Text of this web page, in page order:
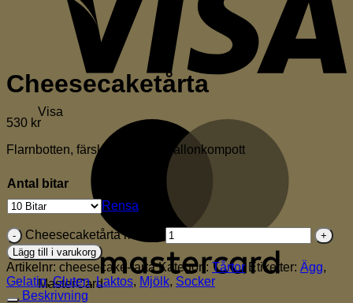
Visa
MasterCard
Cheesecaketårta
530 kr
Flarnbotten, färskostfyllning, hallonkompott
Antal bitar
Rensa
Cheesecaketårta mängd
Lägg till i varukorg
Artikelnr: cheesecake-tarta Kategori: Tårtor Etiketter: Ägg,
Gelatin,Gluten,Laktos, Mjölk, Socker
Beskrivning